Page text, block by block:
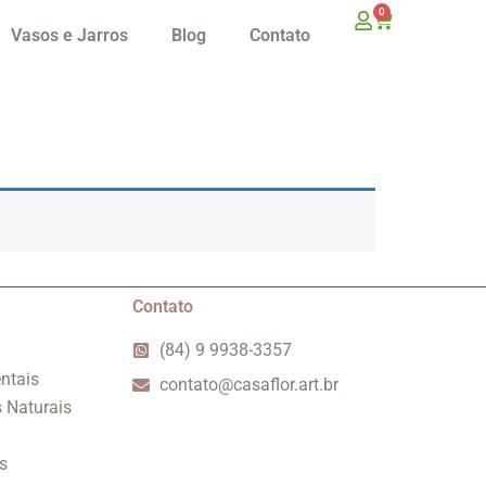
Vasos e Jarros Blog Contato
0
Naturais
Contato
(84) 9 9938-3357
contato@casaflor.art.br